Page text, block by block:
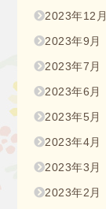
2023年12月
2023年9月
2023年7月
2023年6月
2023年5月
2023年4月
2023年3月
2023年2月